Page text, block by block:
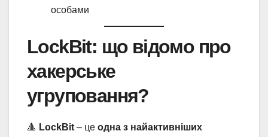
особами
LockBit: що відомо про
хакерське
угруповання?
🔺 LockBit – це одна з найактивніших